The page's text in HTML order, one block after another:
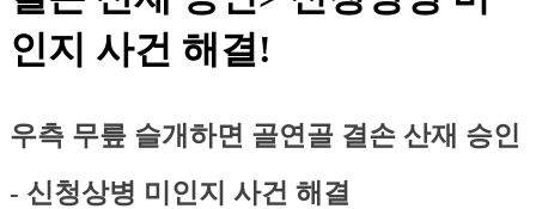
인지 사건 해결!
우측 무릎 슬개하면 골연골 결손 산재 승인
- 신청상병 미인지 사건 해결